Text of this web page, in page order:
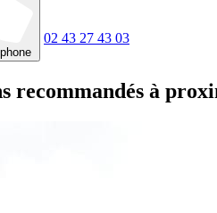
02 43 27 43 03
recommandés à